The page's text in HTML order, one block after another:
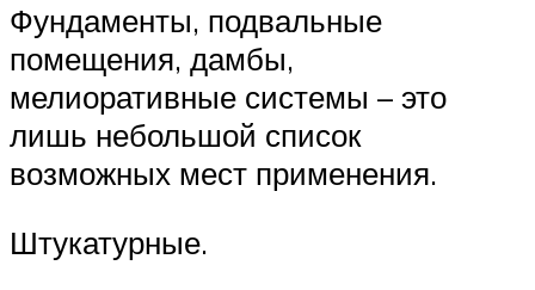
Фундаменты, подвальные
помещения, дамбы,
мелиоративные системы – это
лишь небольшой список
возможных мест применения.
Штукатурные.